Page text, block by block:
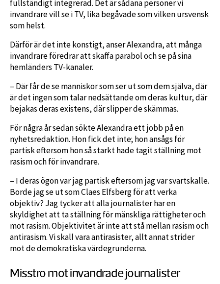
fullständigt integrerad. Det är sådana personer vi
invandrare vill se i TV, lika begåvade som vilken ursvensk
som helst.
Därför är det inte konstigt, anser Alexandra, att många
invandrare föredrar att skaffa parabol och se på sina
hemländers TV-kanaler.
– Där får de se människor som ser ut som dem själva, där
är det ingen som talar nedsättande om deras kultur, där
bejakas deras existens, där slipper de skämmas.
För några år sedan sökte Alexandra ett jobb på en
nyhetsredaktion. Hon fick det inte; hon ansågs för
partisk eftersom hon så starkt hade tagit ställning mot
rasism och för invandrare.
– I deras ögon var jag partisk eftersom jag var svartskalle.
Borde jag se ut som Claes Elfsberg för att verka
objektiv? Jag tycker att alla journalister har en
skyldighet att ta ställning för mänskliga rättigheter och
mot rasism. Objektivitet är inte att stå mellan rasism och
antirasism. Vi skall vara antirasister, allt annat strider
mot de demokratiska värdegrunderna.
Misstro mot invandrade journalister